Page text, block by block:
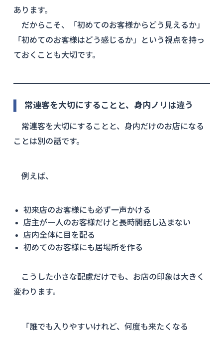
あります。
だからこそ、「初めてのお客様からどう見えるか」
「初めてのお客様はどう感じるか」という視点を持っ
ておくことも大切です。
常連客を大切にすることと、身内ノリは違う
常連客を大切にすることと、身内だけのお店になる
ことは別の話です。
例えば、
初来店のお客様にも必ず一声かける
店主が一人のお客様だけと長時間話し込まない
店内全体に目を配る
初めてのお客様にも居場所を作る
こうした小さな配慮だけでも、お店の印象は大きく
変わります。
「誰でも入りやすいけれど、何度も来たくなる